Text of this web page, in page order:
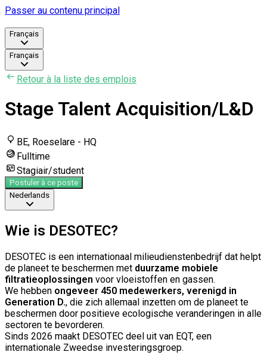
Passer au contenu principal
Français
Français
Retour à la liste des emplois
Stage Talent Acquisition/L&D
BE, Roeselare - HQ
Fulltime
Stagiair/student
Postuler à ce poste
Nederlands
Wie is DESOTEC?
DESOTEC is een internationaal milieudienstenbedrijf dat helpt
de planeet te beschermen met duurzame mobiele
filtratieoplossingen voor vloeistoffen en gassen.
We hebben ongeveer 450 medewerkers, verenigd in
Generation D., die zich allemaal inzetten om de planeet te
beschermen door positieve ecologische veranderingen in alle
sectoren te bevorderen.
Sinds 2026 maakt DESOTEC deel uit van EQT, een
internationale Zweedse investeringsgroep.